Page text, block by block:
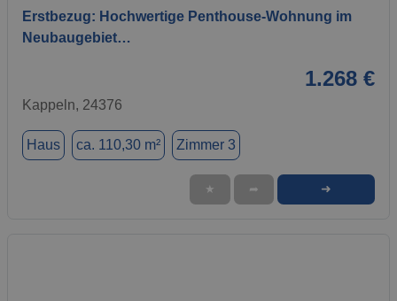
Erstbezug: Hochwertige Penthouse-Wohnung im
Neubaugebiet…
1.268 €
Kappeln, 24376
Haus ca. 110,30 m² Zimmer 3
★ ➦ ➜